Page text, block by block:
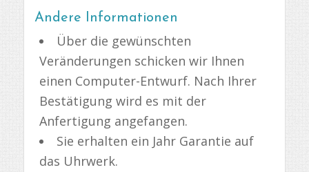
Andere Informationen
Über die gewünschten
Veränderungen schicken wir Ihnen
einen Computer-Entwurf. Nach Ihrer
Bestätigung wird es mit der
Anfertigung angefangen.
Sie erhalten ein Jahr Garantie auf
das Uhrwerk.